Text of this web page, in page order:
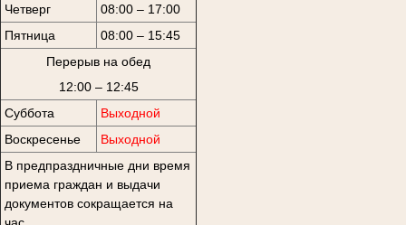
Четверг
08:00 – 17:00
Пятница
08:00 – 15:45
Перерыв на обед
12:00 – 12:45
Суббота
Выходной
Воскресенье
Выходной
В предпраздничные дни время
приема граждан и выдачи
документов сокращается на
час.